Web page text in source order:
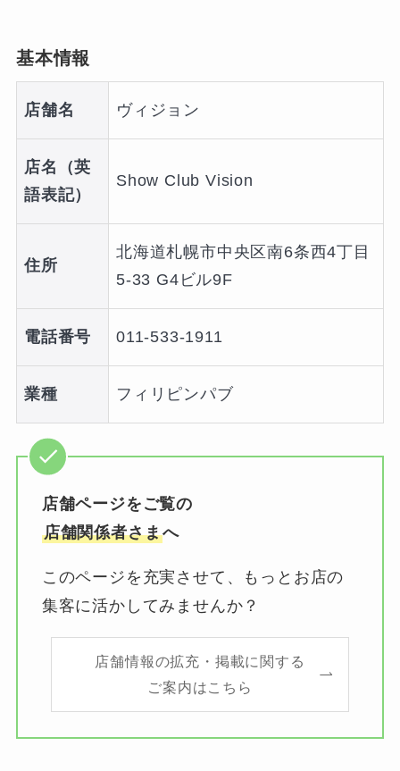
基本情報
店舗名 ヴィジョン
店名（英
語表記）
Show Club Vision
住所
北海道札幌市中央区南6条西4丁目
5-33 G4ビル9F
電話番号 011-533-1911
業種 フィリピンパブ
店舗ページをご覧の
店舗関係者さまへ
このページを充実させて、もっとお店の
集客に活かしてみませんか？
店舗情報の拡充・掲載に関する
ご案内はこちら